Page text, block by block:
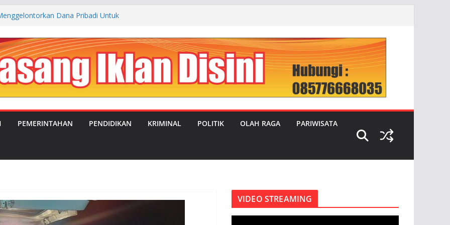
Dana Pribadi Untuk
JUAL BELI ANTARA OKNUM SATRES
LEBAK DENGAN TEMPAT REHABILITASI
MANDOR KILAP DUKUNG PENUH
DESA SATRIAJAYA PERIODE 2026–
Program MBG, Efektifkan Kantin
PEMERINTAHAN PENDIDIKAN KRIMINAL POLITIK OLAH RAGA PARIWISATA
VIDEO STREAMING